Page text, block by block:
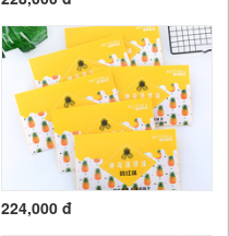
224,000 đ